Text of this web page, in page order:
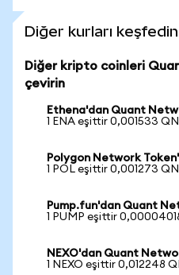
Diğer kurları keşfedin
Diğer kripto coinleri
çevirin
Ethena'dan Quant
1 ENA eşittir 0,001533
Polygon Network
1 POL eşittir 0,001273
Pump.fun'dan Quant
1 PUMP eşittir
NEXO'dan Quant
1 NEXO eşittir 0,012248